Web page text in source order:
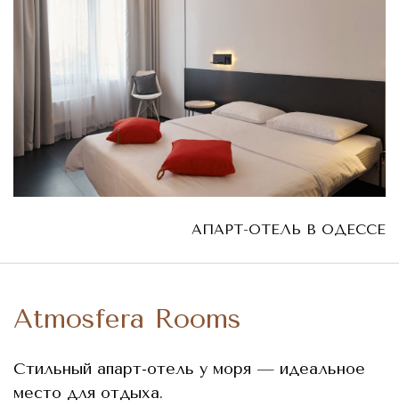
АПАРТ-ОТЕЛЬ В ОДЕССЕ
Atmosfera Rooms
Стильный апарт-отель у моря — идеальное
место для отдыха.